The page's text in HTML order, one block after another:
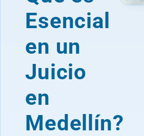
Esencial
en un
Juicio
en
Medellín?